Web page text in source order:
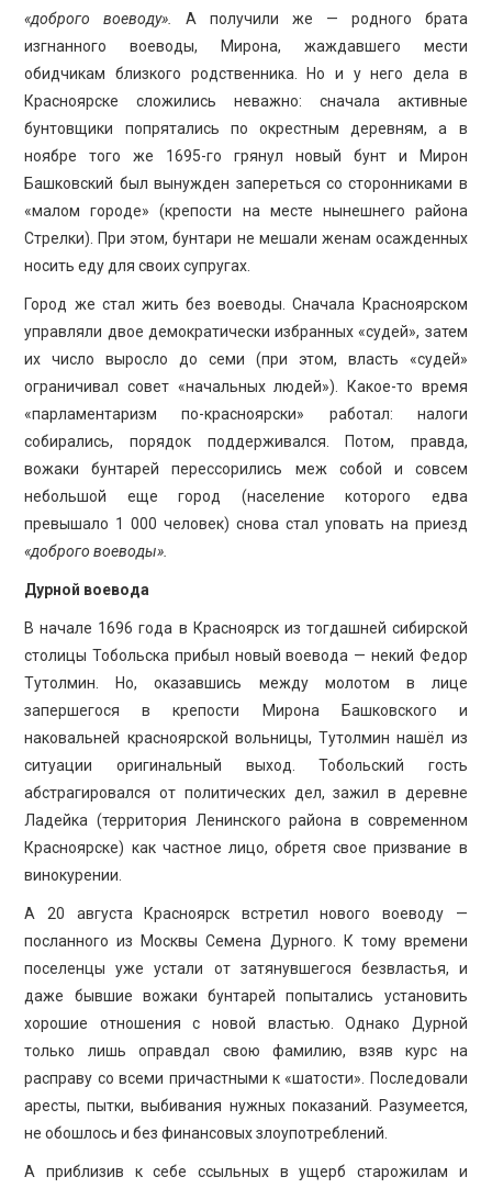
«доброго воеводу».
А получили же — родного брата
изгнанного воеводы, Мирона, жаждавшего мести
обидчикам близкого родственника. Но и у него дела в
Красноярске сложились неважно: сначала активные
бунтовщики попрятались по окрестным деревням, а в
ноябре того же 1695-го грянул новый бунт и Мирон
Башковский был вынужден запереться со сторонниками в
«малом городе» (крепости на месте нынешнего района
Стрелки). При этом, бунтари не мешали женам осажденных
носить еду для своих супругах.
Город же стал жить без воеводы. Сначала Красноярском
управляли двое демократически избранных «судей», затем
их число выросло до семи (при этом, власть «судей»
ограничивал совет «начальных людей»). Какое-то время
«парламентаризм по-красноярски» работал: налоги
собирались, порядок поддерживался. Потом, правда,
вожаки бунтарей перессорились меж собой и совсем
небольшой еще город (население которого едва
превышало 1 000 человек) снова стал уповать на приезд
«доброго воеводы».
Дурной воевода
В начале 1696 года в Красноярск из тогдашней сибирской
столицы Тобольска прибыл новый воевода — некий Федор
Тутолмин. Но, оказавшись между молотом в лице
запершегося в крепости Мирона Башковского и
наковальней красноярской вольницы, Тутолмин нашёл из
ситуации оригинальный выход. Тобольский гость
абстрагировался от политических дел, зажил в деревне
Ладейка (территория Ленинского района в современном
Красноярске) как частное лицо, обретя свое призвание в
винокурении.
А 20 августа Красноярск встретил нового воеводу —
посланного из Москвы Семена Дурного. К тому времени
поселенцы уже устали от затянувшегося безвластья, и
даже бывшие вожаки бунтарей попытались установить
хорошие отношения с новой властью. Однако Дурной
только лишь оправдал свою фамилию, взяв курс на
расправу со всеми причастными к «шатости». Последовали
аресты, пытки, выбивания нужных показаний. Разумеется,
не обошлось и без финансовых злоупотреблений.
А приблизив к себе ссыльных в ущерб старожилам и